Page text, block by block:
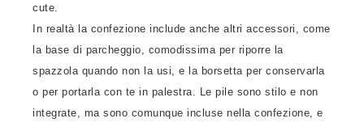
cute.
In realtà la confezione include anche altri accessori, come
la base di parcheggio, comodissima per riporre la
spazzola quando non la usi, e la borsetta per conservarla
o per portarla con te in palestra. Le pile sono stilo e non
integrate, ma sono comunque incluse nella confezione, e